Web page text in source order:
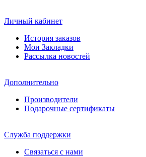
Личный кабинет
История заказов
Мои Закладки
Рассылка новостей
Дополнительно
Производители
Подарочные сертификаты
Служба поддержки
Связаться с нами